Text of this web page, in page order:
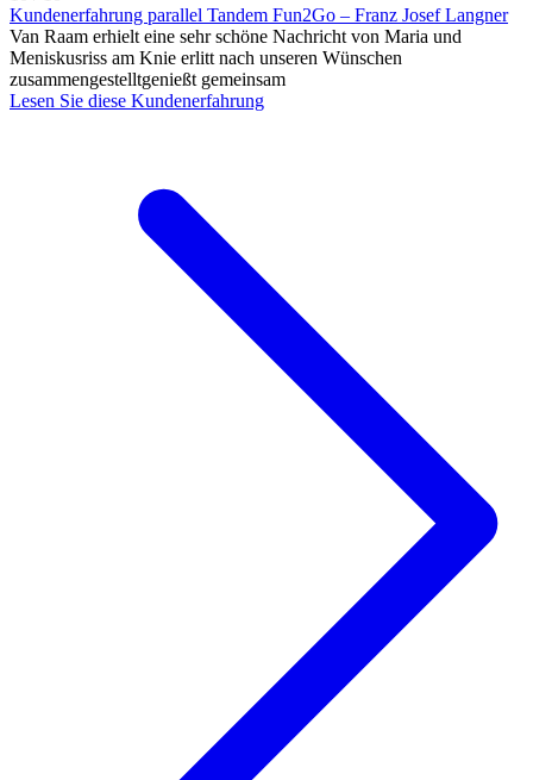
Kundenerfahrung parallel Tandem Fun2Go – Franz Josef Langner
Van Raam erhielt eine sehr schöne Nachricht von Maria und
Meniskusriss am Knie erlitt nach unseren Wünschen
zusammengestelltgenießt gemeinsam
Lesen Sie diese Kundenerfahrung